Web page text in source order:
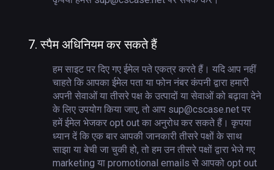
7.स्पैम अधिनियम कर सकते हैं
हम साइट पर दिए गए ईमेल पते एकत्र करते हैं। यदि आप नहीं
चाहते कि आपका ईमेल पता या फोन नंबर कंपनी द्वारा हमारी
अपनी सेवाओं या तीसरे पक्ष के उत्पादों या सेवाओं को बढ़ावा देने
के लिए उपयोग किया जाए, तो आप sup@cscase.net पर
हमें ईमेल भेजकर opt out का अनुरोध कर सकते हैं। कृपया
ध्यान दें कि एक बार आपकी जानकारी तीसरे पक्षों के साथ
साझा या बेची जा चुकी हो, तो हम उन तीसरे पक्षों द्वारा भेजे गए
marketing या promotional emails से आपको opt out